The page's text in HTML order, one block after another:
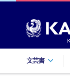
文芸書